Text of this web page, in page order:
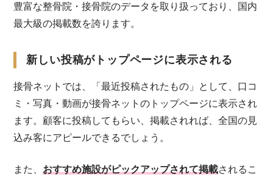
豊富な整骨院・接骨院のデータを取り扱っており、国内
最大級の掲載数を誇ります。
新しい投稿がトップページに表示される
接骨ネットでは、「最近投稿されたもの」として、口コ
ミ・写真・動画が接骨ネットのトップページに表示され
ます。顧客に投稿してもらい、掲載されれば、全国の見
込み客にアピールできるでしょう。
また、 おすすめ施設がピックアップされて掲載されるこ